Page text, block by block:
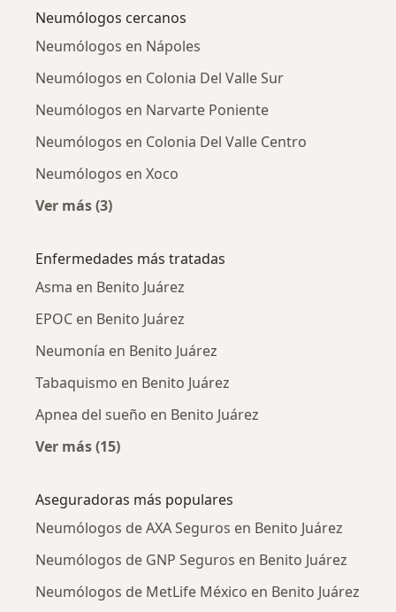
Neumólogos cercanos
Neumólogos en Nápoles
Neumólogos en Colonia Del Valle Sur
Neumólogos en Narvarte Poniente
Neumólogos en Colonia Del Valle Centro
Neumólogos en Xoco
Ver más (3)
Enfermedades más tratadas
Asma en Benito Juárez
EPOC en Benito Juárez
Neumonía en Benito Juárez
Tabaquismo en Benito Juárez
Apnea del sueño en Benito Juárez
Ver más (15)
Aseguradoras más populares
Neumólogos de AXA Seguros en Benito Juárez
Neumólogos de GNP Seguros en Benito Juárez
Neumólogos de MetLife México en Benito Juárez